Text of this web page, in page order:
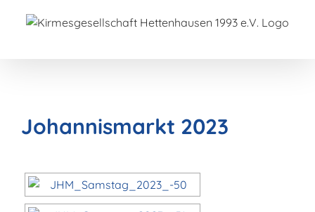
Inhalt
Johannismarkt 2023